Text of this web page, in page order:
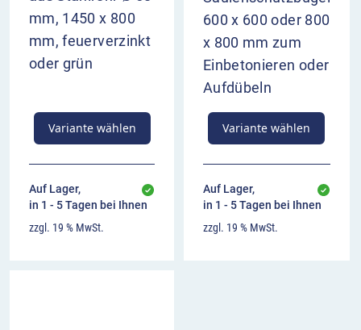
mm, 1450 x 800
mm, feuerverzinkt
oder grün
Variante wählen
Auf Lager,
in 1 - 5 Tagen bei Ihnen
zzgl. 19 % MwSt.
600 x 600 oder 800
x 800 mm zum
Einbetonieren oder
Aufdübeln
Variante wählen
Auf Lager,
in 1 - 5 Tagen bei Ihnen
zzgl. 19 % MwSt.